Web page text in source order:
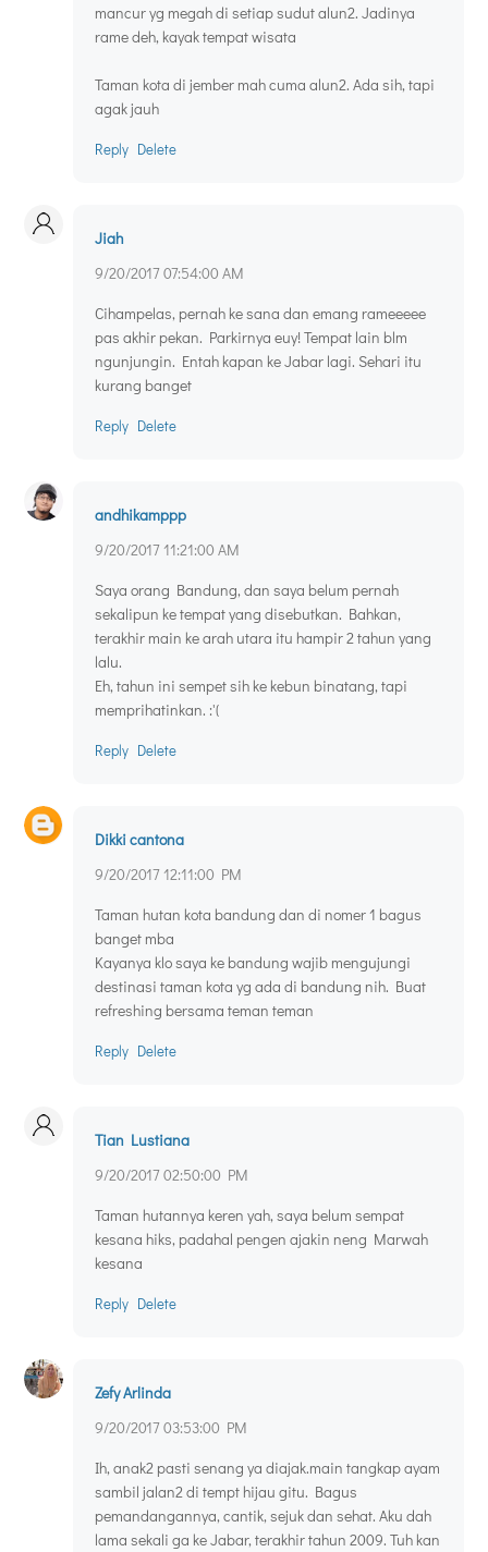
mancur yg megah di setiap sudut alun2. Jadinya
rame deh, kayak tempat wisata
Taman kota di jember mah cuma alun2. Ada sih, tapi
agak jauh
Reply Delete
Jiah
9/20/2017 07:54:00 AM
Cihampelas, pernah ke sana dan emang rameeeee
pas akhir pekan. Parkirnya euy! Tempat lain blm
ngunjungin. Entah kapan ke Jabar lagi. Sehari itu
kurang banget
Reply Delete
andhikamppp
9/20/2017 11:21:00 AM
Saya orang Bandung, dan saya belum pernah
sekalipun ke tempat yang disebutkan. Bahkan,
terakhir main ke arah utara itu hampir 2 tahun yang
lalu.
Eh, tahun ini sempet sih ke kebun binatang, tapi
memprihatinkan. :'(
Reply Delete
Dikki cantona
9/20/2017 12:11:00 PM
Taman hutan kota bandung dan di nomer 1 bagus
banget mba
Kayanya klo saya ke bandung wajib mengujungi
destinasi taman kota yg ada di bandung nih. Buat
refreshing bersama teman teman
Reply Delete
Tian Lustiana
9/20/2017 02:50:00 PM
Taman hutannya keren yah, saya belum sempat
kesana hiks, padahal pengen ajakin neng Marwah
kesana
Reply Delete
Zefy Arlinda
9/20/2017 03:53:00 PM
Ih, anak2 pasti senang ya diajak.main tangkap ayam
sambil jalan2 di tempt hijau gitu. Bagus
pemandangannya, cantik, sejuk dan sehat. Aku dah
lama sekali ga ke Jabar, terakhir tahun 2009. Tuh kan